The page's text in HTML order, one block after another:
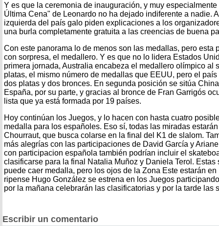
Y es que la ceremonia de inauguración, y muy
Última Cena" de Leonardo no ha dejado indiferente a nadie.
izquierda del país galo piden explicaciones a los
una burla completamente gratuita a las creencias de buena
Con este panorama lo de menos son las medallas, pero esta
con sorpresa, el medallero. Y es que no lo lidera Estados
primera jornada, Australia encabeza el medallero olímpico al
platas, el mismo número de medallas que EEUU, pero el
dos platas y dos bronces. En segunda posición se sitúa
España, por su parte, y gracias al bronce de Fran Garrigós
lista que ya está formada por 19 países.
Hoy continúan los Juegos, y lo hacen con hasta cuatro
medalla para los españoles. Eso sí, todas las miradas
Chourraut, que busca colarse en la final del K1 de slalom.
más alegrías con las participaciones de David García y
con participacion española también podrían incluir el
clasificarse para la final Natalia Muñoz y Daniela Terol. Estas
puede caer medalla, pero los ojos de la Zona Este estarán
ripense Hugo González se estrena en los Juegos
por la mañana celebrarán las clasificatorias y por la tarde las
Escribir un comentario